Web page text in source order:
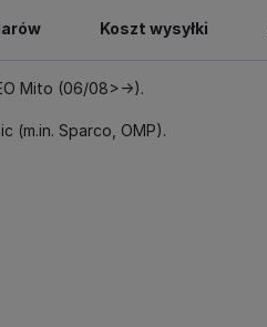
Koszt wysyłki
Mito (06/08>->).
(m.in. Sparco, OMP).